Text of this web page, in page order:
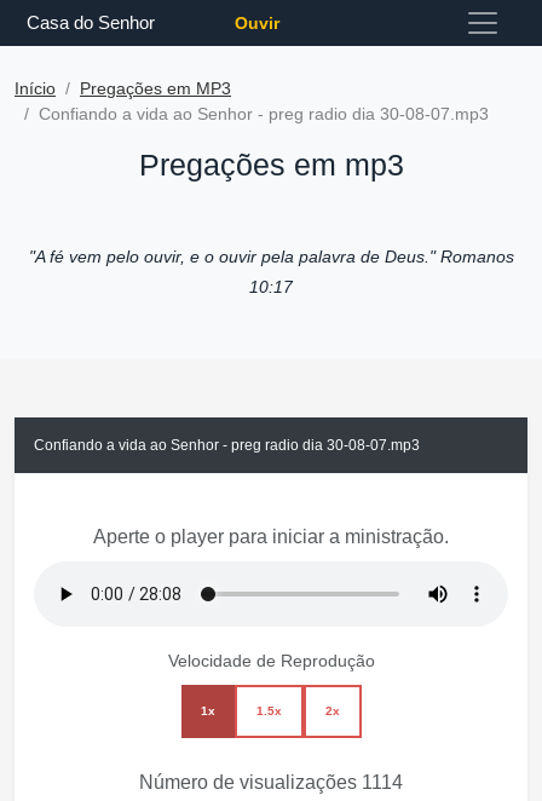
Casa do Senhor Ouvir
Início
Pregações em MP3
Confiando a vida ao Senhor - preg radio dia 30-08-07.mp3
Pregações em mp3
"A fé vem pelo ouvir, e o ouvir pela palavra de Deus."Romanos
10:17
Confiando a vida ao Senhor - preg radio dia 30-08-07.mp3
Aperte o player para iniciar a ministração.
Velocidade de Reprodução
1x 1.5x 2x
Número de visualizações 1114